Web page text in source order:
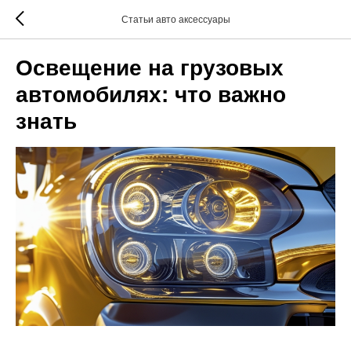
Статьи авто аксессуары
Освещение на грузовых
автомобилях: что важно
знать